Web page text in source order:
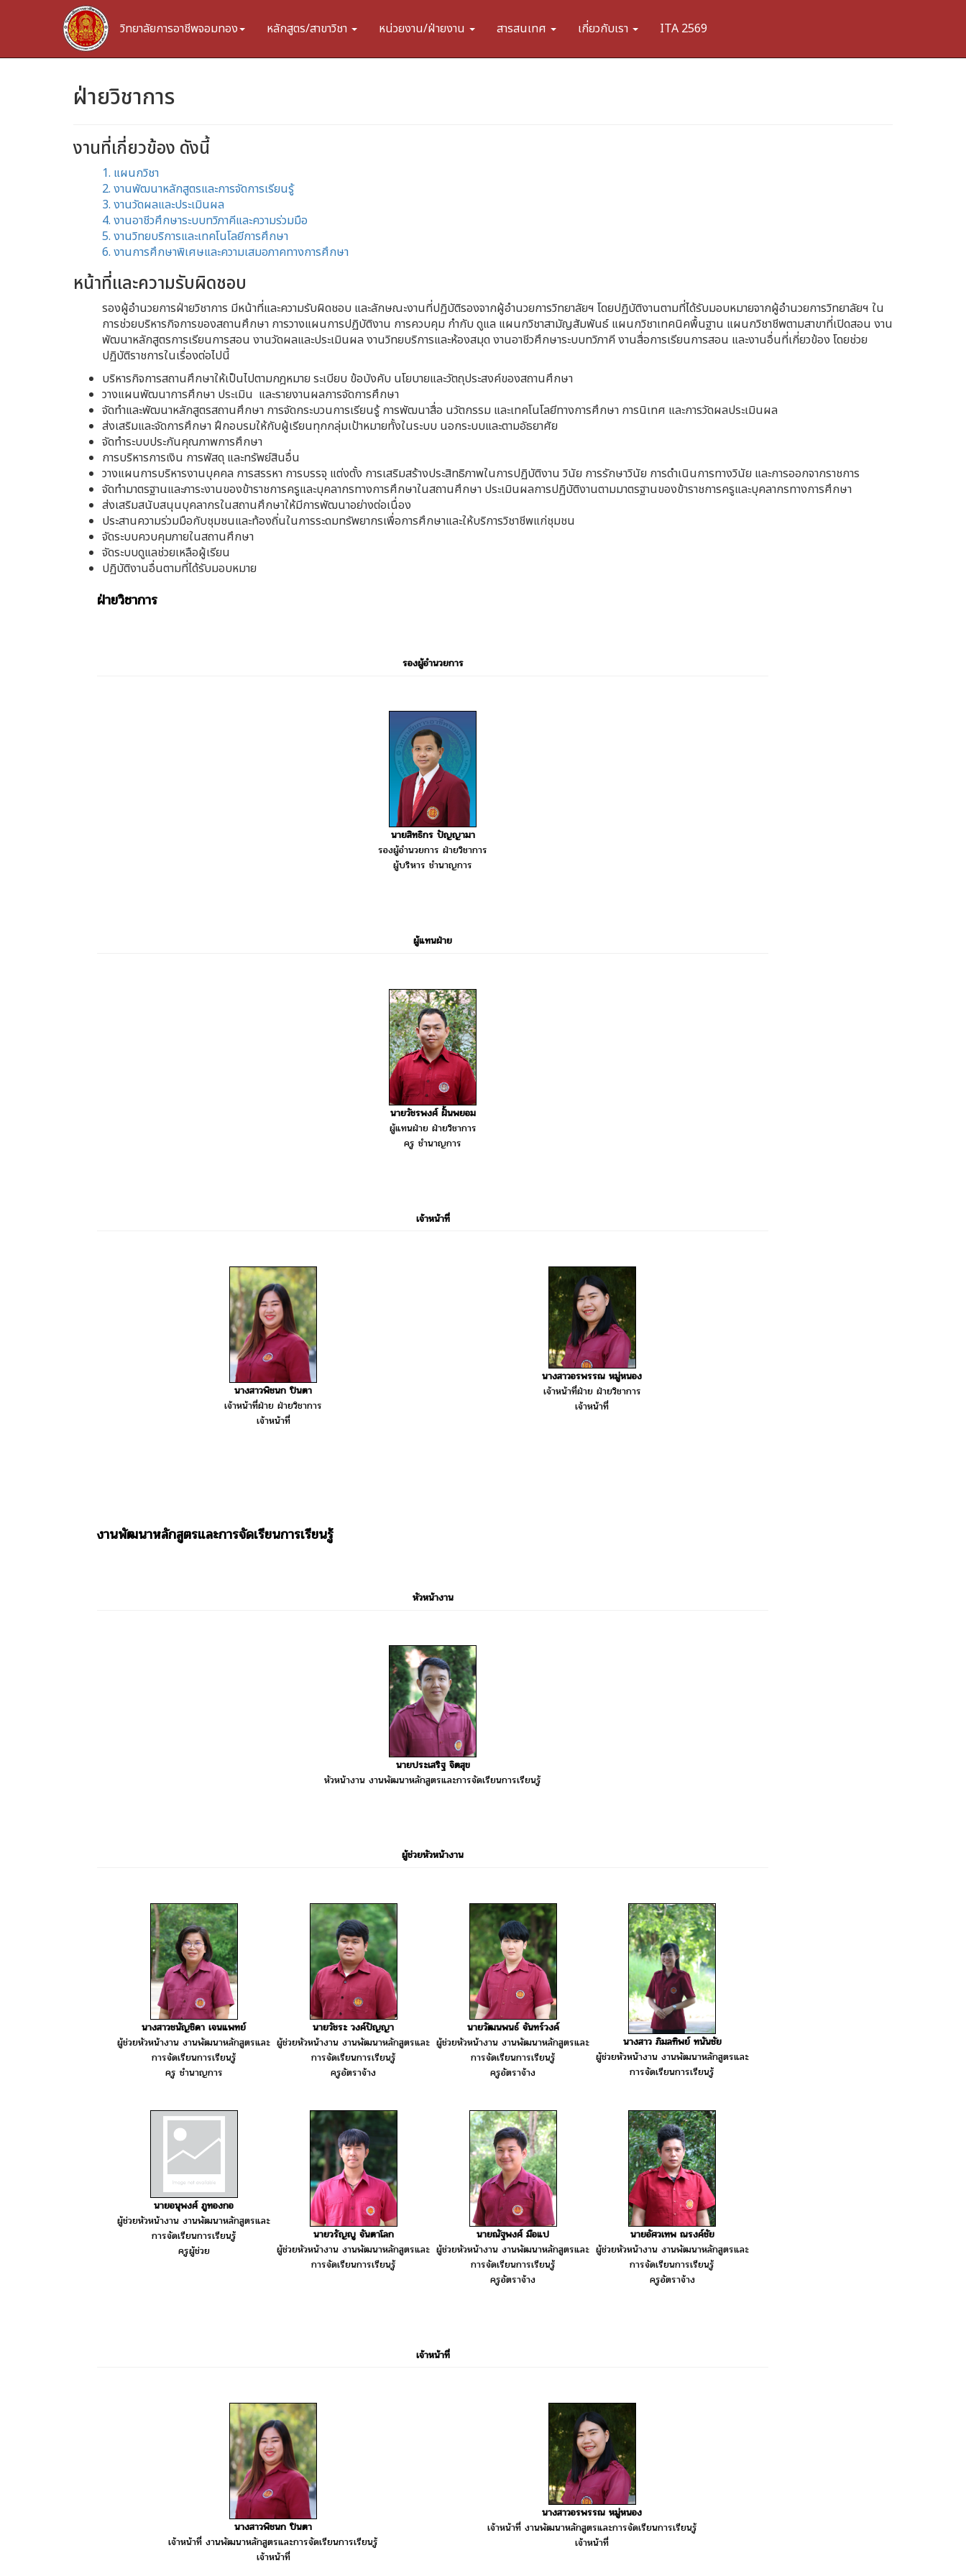
วิทยาลัยการอาชีพจอมทอง หลักสูตร/สาขาวิชา หน่วยงาน/ฝ่ายงาน สารสนเทศ เกี่ยวกับเรา ITA 2569
ฝ่ายวิชาการ
งานที่เกี่ยวข้อง ดังนี้
1. แผนกวิชา
2. งานพัฒนาหลักสูตรและการจัดการเรียนรู้
3. งานวัดผลและประเมินผล
4. งานอาชีวศึกษาระบบทวิภาคีและความร่วมมือ
5. งานวิทยบริการและเทคโนโลยีการศึกษา
6. งานการศึกษาพิเศษและความเสมอภาคทางการศึกษา
หน้าที่และความรับผิดชอบ
รองผู้อำนวยการฝ่ายวิชาการ มีหน้าที่และความรับผิดชอบ และลักษณะงานที่ปฏิบัติรองจากผู้อำนวยการวิทยาลัยฯ โดยปฏิบัติงานตามที่ได้รับมอบหมายจากผู้อำนวยการวิทยาลัยฯ ใน
การช่วยบริหารกิจการของสถานศึกษา การวางแผนการปฏิบัติงาน การควบคุม กำกับ ดูแล แผนกวิชาสามัญสัมพันธ์ แผนกวิชาเทคนิคพื้นฐาน แผนกวิชาชีพตามสาขาที่เปิดสอน งาน
พัฒนาหลักสูตรการเรียนการสอน งานวัดผลและประเมินผล งานวิทยบริการและห้องสมุด งานอาชีวศึกษาระบบทวิภาคี งานสื่อการเรียนการสอน และงานอื่นที่เกี่ยวข้อง โดยช่วย
ปฏิบัติราชการในเรื่องต่อไปนี้
บริหารกิจการสถานศึกษาให้เป็นไปตามกฎหมาย ระเบียบ ข้อบังคับ นโยบายและวัตถุประสงค์ของสถานศึกษา
วางแผนพัฒนาการศึกษา ประเมิน และรายงานผลการจัดการศึกษา
จัดทำและพัฒนาหลักสูตรสถานศึกษา การจัดกระบวนการเรียนรู้ การพัฒนาสื่อ นวัตกรรม และเทคโนโลยีทางการศึกษา การนิเทศ และการวัดผลประเมินผล
ส่งเสริมและจัดการศึกษา ฝึกอบรมให้กับผู้เรียนทุกกลุ่มเป้าหมายทั้งในระบบ นอกระบบและตามอัธยาศัย
จัดทำระบบประกันคุณภาพการศึกษา
การบริหารการเงิน การพัสดุ และทรัพย์สินอื่น
วางแผนการบริหารงานบุคคล การสรรหา การบรรจุ แต่งตั้ง การเสริมสร้างประสิทธิภาพในการปฏิบัติงาน วินัย การรักษาวินัย การดำเนินการทางวินัย และการออกจากราชการ
จัดทำมาตรฐานและภาระงานของข้าราชการครูและบุคลากรทางการศึกษาในสถานศึกษา ประเมินผลการปฏิบัติงานตามมาตรฐานของข้าราชการครูและบุคลากรทางการศึกษา
ส่งเสริมสนับสนุนบุคลากรในสถานศึกษาให้มีการพัฒนาอย่างต่อเนื่อง
ประสานความร่วมมือกับชุมชนและท้องถิ่นในการระดมทรัพยากรเพื่อการศึกษาและให้บริการวิชาชีพแก่ชุมชน
จัดระบบควบคุมภายในสถานศึกษา
จัดระบบดูแลช่วยเหลือผู้เรียน
ปฏิบัติงานอื่นตามที่ได้รับมอบหมาย